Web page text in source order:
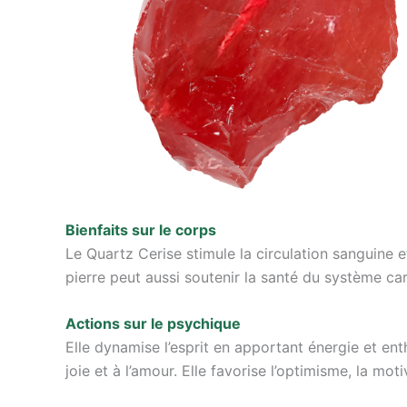
Bienfaits sur le corps
Le Quartz Cerise stimule la circulation
pierre peut aussi soutenir la santé du système
Actions sur le psychique
Elle dynamise l’esprit en apportant énergie et
joie et à l’amour. Elle favorise l’optimisme, la